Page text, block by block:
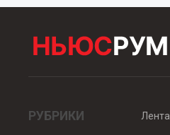
РУБРИКИ
Лента